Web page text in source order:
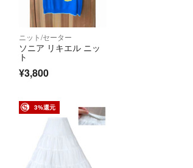
ニット/セーター
ソニア リキエル ニッ
ト
¥3,800
3%還元